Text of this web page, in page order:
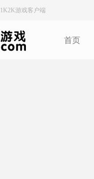
1K2K游戏客户端
首页